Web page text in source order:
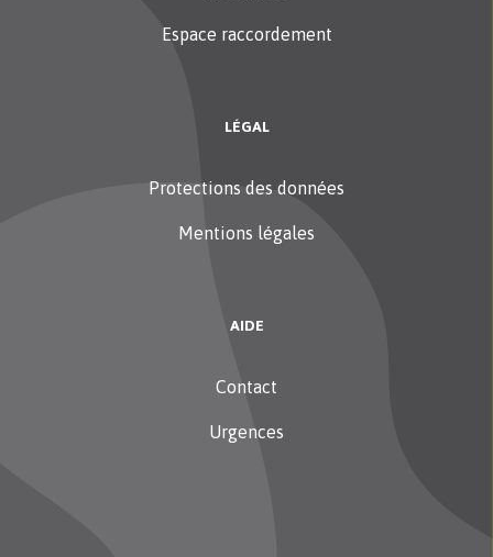
Espace raccordement
LÉGAL
Protections des données
Mentions légales
AIDE
Contact
Urgences